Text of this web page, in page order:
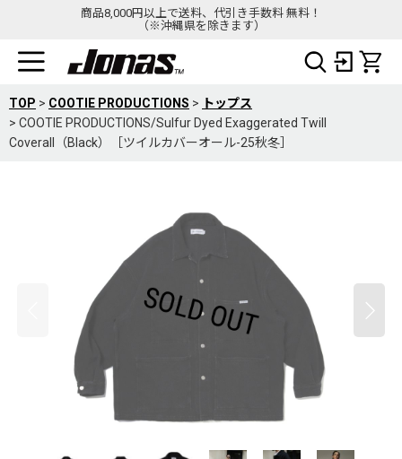
商品8,000円以上で送料、代引き手数料 無料！
（※沖縄県を除きます）
TOP > COOTIE PRODUCTIONS >
トップス
> COOTIE PRODUCTIONS/Sulfur Dyed Exaggerated Twill
Coverall（Black）［ツイルカバーオール-25秋冬］